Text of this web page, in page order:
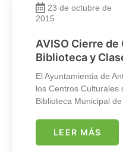
23 de octubre de
2015
AVISO Cierre
Biblioteca y
El Ayuntamientia de
los Centros Culturales
Biblioteca Municipal
LEER MÁS